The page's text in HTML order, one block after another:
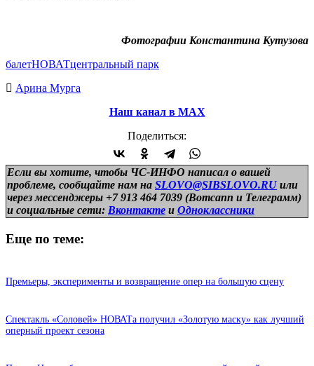
Фотографии Константина Кутузова
балетНОВАТцентральный парк
Арина Мурга
Наш канал в МАХ
Поделиться:
Если вы хотите, чтобы ЧС-ИНФО написал о вашей
проблеме, сообщайте нам на SLOVO@SIBSLOVO.RU или
через мессенджеры +7 913 464 7039 (Вотсапп и Телеграмм)
и социальные сети: Вконтакте и Одноклассники
Еще по теме:
Премьеры, эксперименты и возвращение опер на большую сцену
Спектакль «Соловей» НОВАТа получил «Золотую маску» как лучший
оперный проект сезона